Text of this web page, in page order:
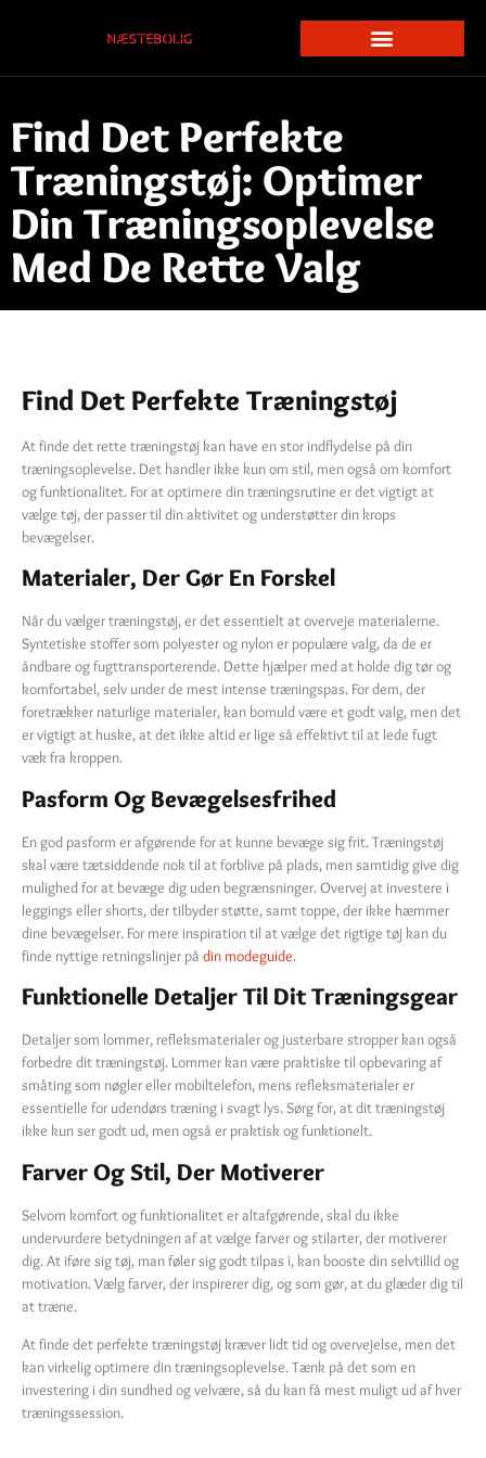
Find Det Perfekte
Træningstøj: Optimer
Din Træningsoplevelse
Med De Rette Valg
Find Det Perfekte Træningstøj
At finde det rette træningstøj kan have en stor indflydelse på din
træningsoplevelse. Det handler ikke kun om stil, men også om komfort
og funktionalitet. For at optimere din træningsrutine er det vigtigt at
vælge tøj, der passer til din aktivitet og understøtter din krops
bevægelser.
Materialer, Der Gør En Forskel
Når du vælger træningstøj, er det essentielt at overveje materialerne.
Syntetiske stoffer som polyester og nylon er populære valg, da de er
åndbare og fugttransporterende. Dette hjælper med at holde dig tør og
komfortabel, selv under de mest intense træningspas. For dem, der
foretrækker naturlige materialer, kan bomuld være et godt valg, men det
er vigtigt at huske, at det ikke altid er lige så effektivt til at lede fugt
væk fra kroppen.
Pasform Og Bevægelsesfrihed
En god pasform er afgørende for at kunne bevæge sig frit. Træningstøj
skal være tætsiddende nok til at forblive på plads, men samtidig give dig
mulighed for at bevæge dig uden begrænsninger. Overvej at investere i
leggings eller shorts, der tilbyder støtte, samt toppe, der ikke hæmmer
dine bevægelser. For mere inspiration til at vælge det rigtige tøj kan du
finde nyttige retningslinjer på din modeguide.
Funktionelle Detaljer Til Dit Træningsgear
Detaljer som lommer, refleksmaterialer og justerbare stropper kan også
forbedre dit træningstøj. Lommer kan være praktiske til opbevaring af
småting som nøgler eller mobiltelefon, mens refleksmaterialer er
essentielle for udendørs træning i svagt lys. Sørg for, at dit træningstøj
ikke kun ser godt ud, men også er praktisk og funktionelt.
Farver Og Stil, Der Motiverer
Selvom komfort og funktionalitet er altafgørende, skal du ikke
undervurdere betydningen af at vælge farver og stilarter, der motiverer
dig. At iføre sig tøj, man føler sig godt tilpas i, kan booste din selvtillid og
motivation. Vælg farver, der inspirerer dig, og som gør, at du glæder dig til
at træne.
At finde det perfekte træningstøj kræver lidt tid og overvejelse, men det
kan virkelig optimere din træningsoplevelse. Tænk på det som en
investering i din sundhed og velvære, så du kan få mest muligt ud af hver
træningssession.